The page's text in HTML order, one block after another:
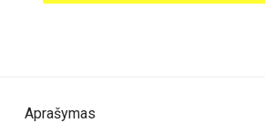
Aprašymas